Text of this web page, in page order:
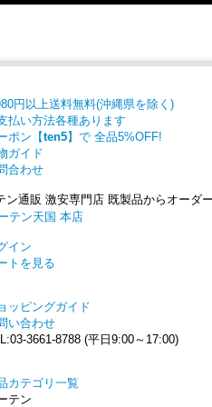
円以上送料無料(沖縄県を除く)
払い方法各種あります
ポン【ten5】で 全品5%OFF!
ガイド
合わせ
ン通販 激安専門店 既製品からオーダ
イン
ト を見る
ッピングガイド
い合わせ
3661-8788 (平日9:00～17:00)
カテゴリ一覧
テン